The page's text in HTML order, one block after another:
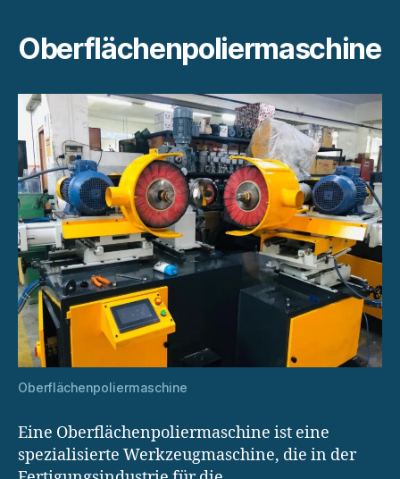
Oberflächenpoliermaschine
Oberflächenpoliermaschine
Eine Oberflächenpoliermaschine ist eine
spezialisierte Werkzeugmaschine, die in der